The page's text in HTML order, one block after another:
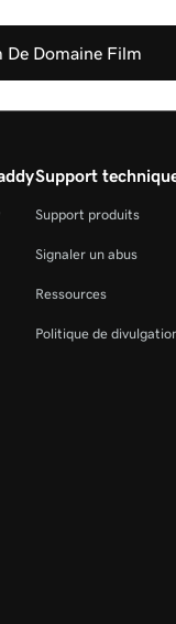
De Domaine Film
Support
Support produits
Signaler un abus
Ressources
Politique de